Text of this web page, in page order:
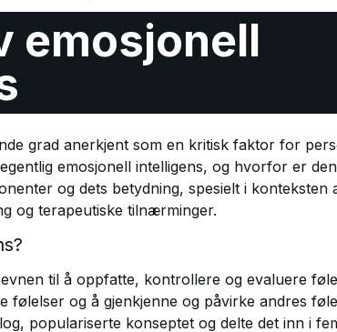
emosjonell
grad anerkjent som en kritisk faktor for
emosjonell intelligens, og hvorfor er
og dets betydning, spesielt i konteksten
og terapeutiske tilnærminger.
til å oppfatte, kontrollere og evaluere
følelser og å gjenkjenne og påvirke andres
populariserte konseptet og delte det inn i